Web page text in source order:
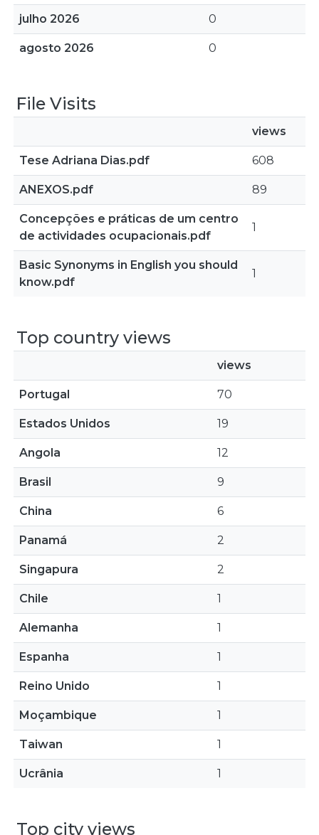
julho 2026 0
agosto 2026 0
File Visits
views
Tese Adriana Dias.pdf 608
ANEXOS.pdf 89
Concepções e práticas de um centro
de actividades ocupacionais.pdf
1
Basic Synonyms in English you should
know.pdf
1
Top country views
views
Portugal 70
Estados Unidos 19
Angola 12
Brasil 9
China 6
Panamá 2
Singapura 2
Chile 1
Alemanha 1
Espanha 1
Reino Unido 1
Moçambique 1
Taiwan 1
Ucrânia 1
Top city views